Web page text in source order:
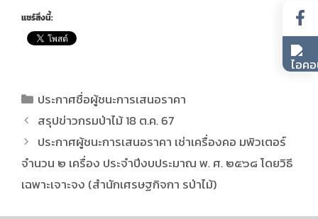
แชร์สิ่งนี้:
ประกาศชื่อผู้ชนะการเสนอราคา
สรุปข่าวกรมป่าไม้ 18 ต.ค. 67
ประกาศผู้ชนะการเสนอราคา เช่าเครื่องคอ มพิวเตอร์
จำนวน ๒ เครื่อง ประจำปีงบประมาณ พ. ศ. ๒๕๖๘ โดยวิธี
เฉพาะเจาะจง (สำนักเศรษฐกิจกา รป่าไม้)